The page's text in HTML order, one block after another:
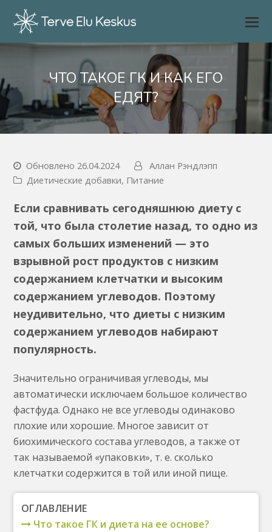
ЧТО ТАКОЕ ГК И КАК ЕГО
ЕДЯТ?
Обновлено 26.04.2024
Аллан Рэндлэпп
Диетические добавки, Питание
Если сравнивать сегодняшнюю диету с
той, что была столетие назад, то одно из
самых больших изменений — это
взрывной рост продуктов с низким
содержанием клетчатки и высоким
содержанием углеводов. Поэтому
неудивительно, что диеты с низким
содержанием углеводов набирают
популярность.
Значительно ограничивая углеводы, мы
автоматически исключаем большое количество
фастфуда. Однако не все углеводы одинаково
плохие или хорошие. Многое зависит от
биохимического состава углеводов, а также от
так называемой «упаковки», т. е. сколько
клетчатки содержится в той или иной пище.
ОГЛАВЛЕНИЕ
Что такое ГК и диета на ее основе?